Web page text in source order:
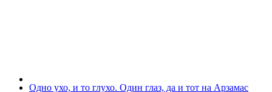
Одно ухо, и то глухо. Один глаз, да и тот на Арзамас